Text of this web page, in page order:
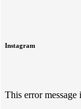
Instagram
This error